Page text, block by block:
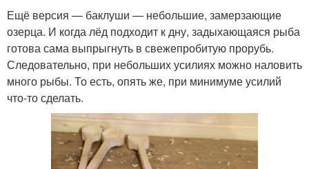
Ещё версия — баклуши — небольшие, замерзающие
озерца. И когда лёд подходит к дну, задыхающаяся рыба
готова сама выпрыгнуть в свежепробитую прорубь.
Следовательно, при небольших усилиях можно наловить
много рыбы. То есть, опять же, при минимуме усилий
что-то сделать.